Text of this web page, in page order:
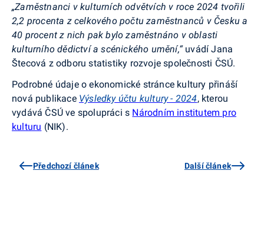
„Zaměstnanci v kulturních odvětvích v roce 2024 tvořili
2,2 procenta z celkového počtu zaměstnanců v Česku a
40 procent z nich pak bylo zaměstnáno v oblasti
kulturního dědictví a scénického umění,“ uvádí Jana
Štecová z odboru statistiky rozvoje společnosti ČSÚ.
Podrobné údaje o ekonomické stránce kultury přináší
nová publikace Výsledky účtu kultury - 2024, kterou
vydává ČSÚ ve spolupráci s Národním institutem pro
kulturu (NIK).
Předchozí článek Další článek